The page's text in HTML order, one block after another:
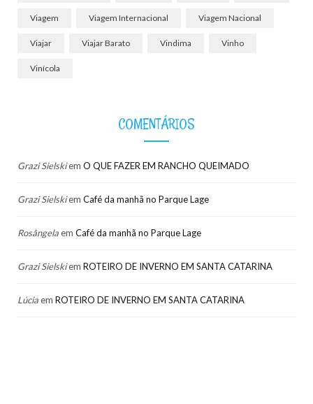
Viagem Viagem Internacional Viagem Nacional
Viajar Viajar Barato Vindima Vinho
Vinícola
COMENTÁRIOS
Grazi Sielskiem O QUE FAZER EM RANCHO QUEIMADO
Grazi Sielskiem Café da manhã no Parque Lage
Rosângelaem Café da manhã no Parque Lage
Grazi Sielskiem ROTEIRO DE INVERNO EM SANTA CATARINA
Lúciaem ROTEIRO DE INVERNO EM SANTA CATARINA